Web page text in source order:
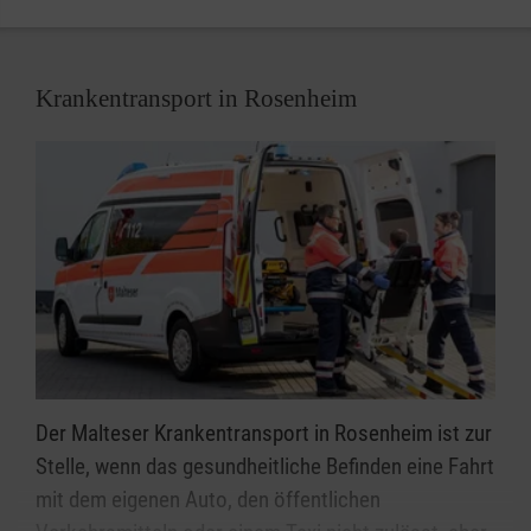
Krankentransport in Rosenheim
Der Malteser Krankentransport in Rosenheim ist zur
Stelle, wenn das gesundheitliche Befinden eine Fahrt
mit dem eigenen Auto, den öffentlichen